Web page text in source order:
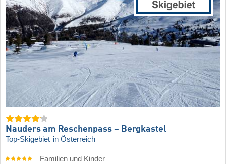
Nauders am Reschenpass – Bergkastel
Top-Skigebiet in Österreich
Familien und Kinder